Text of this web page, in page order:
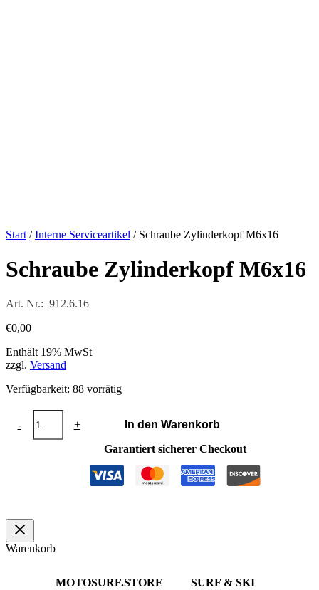
Start /Interne Serviceartikel / Schraube Zylinderkopf M6x16
Schraube Zylinderkopf M6x16
Art. Nr.: 912.6.16
€0,00
Enthält 19% MwSt
zzgl. Versand
Verfügbarkeit: 88 vorrätig
-
Schraube
Zylinderkopf
M6x16
+
In den Warenkorb
Garantiert sicherer Checkout
Warenkorb
MOTOSURF.STORE SURF & SKI